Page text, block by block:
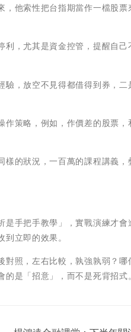
他索性把台指期當作一檔股
，尤其是資金控管，提醒自己
，放空不見得都借得到券，
策略，例如，作價差的股票，
的狀況，一百萬的課程講義，
手把手教學」，實戰演練才會
立即的效果。
照，左右比較，孰強孰弱？哪
是「招意」，而不是死背招式。